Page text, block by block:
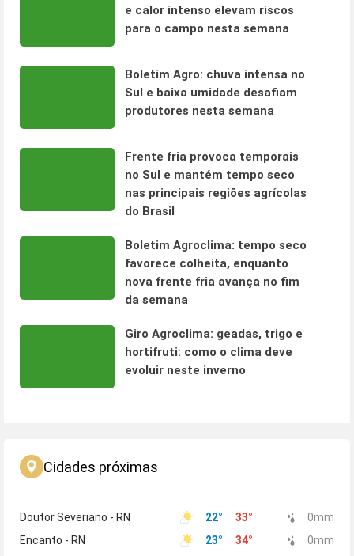
e calor intenso elevam riscos
para o campo nesta semana
Boletim Agro: chuva intensa no
Sul e baixa umidade desafiam
produtores nesta semana
Frente fria provoca temporais
no Sul e mantém tempo seco
nas principais regiões agrícolas
do Brasil
Boletim Agroclima: tempo seco
favorece colheita, enquanto
nova frente fria avança no fim
da semana
Giro Agroclima: geadas, trigo e
hortifruti: como o clima deve
evoluir neste inverno
Cidades próximas
Doutor Severiano - RN 22° 33° 0mm
Encanto - RN
23° 34° 0mm